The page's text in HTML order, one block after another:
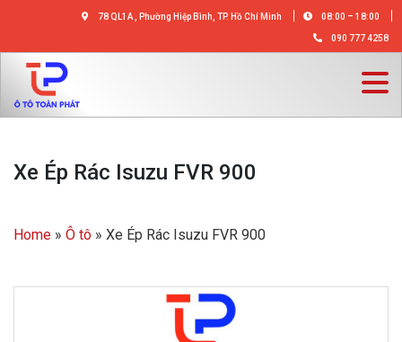
78 QL1A , Phường Hiệp Bình, TP. Hồ Chí Minh 08:00 – 18:00
090 777 4258
Xe Ép Rác Isuzu FVR 900
Home » Ô tô » Xe Ép Rác Isuzu FVR 900